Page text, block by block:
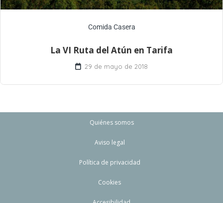
Comida Casera
La VI Ruta del Atún en Tarifa
29 de mayo de 2018
Quiénes somos
Aviso legal
Política de privacidad
Cookies